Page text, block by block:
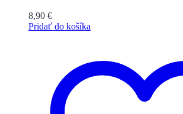
8,90 €
Pridať do košíka